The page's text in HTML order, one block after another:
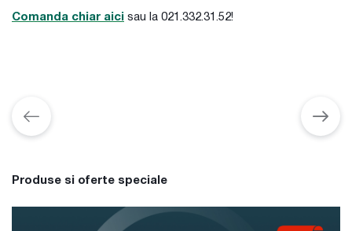
Comanda chiar aici sau la 021.332.31.52!
Produse si oferte speciale